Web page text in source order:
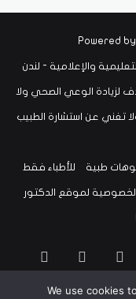
والإعلامية - لندن
لزيادة الوعي الصحي ولا
تغني عن استشارة الطبيب
طبية للأطباء فقط
لموقع الدكتور
سناب
تشات
تيلقرام
We use cookies